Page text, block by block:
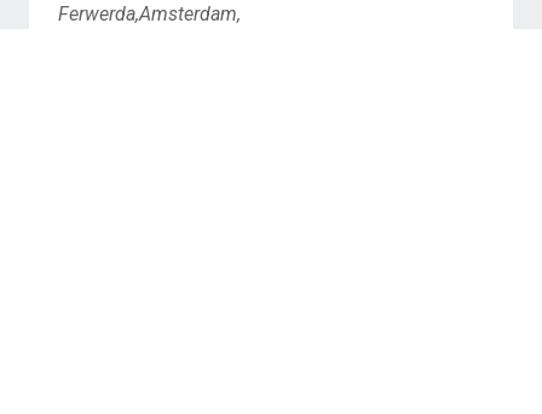
Ferwerda,Amsterdam,